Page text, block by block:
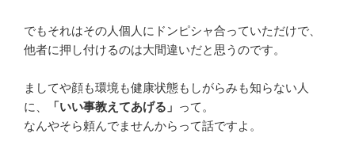
でもそれはその人個人にドンピシャ合っていただけで、
他者に押し付けるのは大間違いだと思うのです。
ましてや顔も環境も健康状態もしがらみも知らない人
に、
「いい事教えてあげる」 って。
なんやそら頼んでませんからって話ですよ。